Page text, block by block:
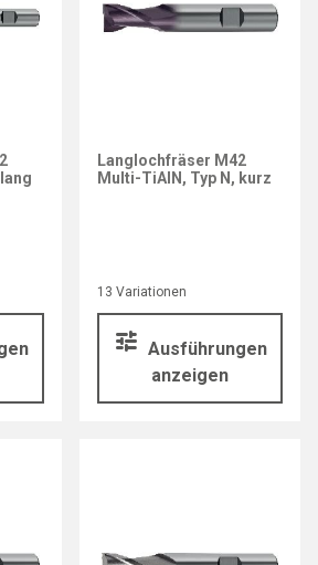
13 Variationen
Ausführungen
anzeigen
Langlochfräser M42
Multi-TiAlN, Typ N, kurz